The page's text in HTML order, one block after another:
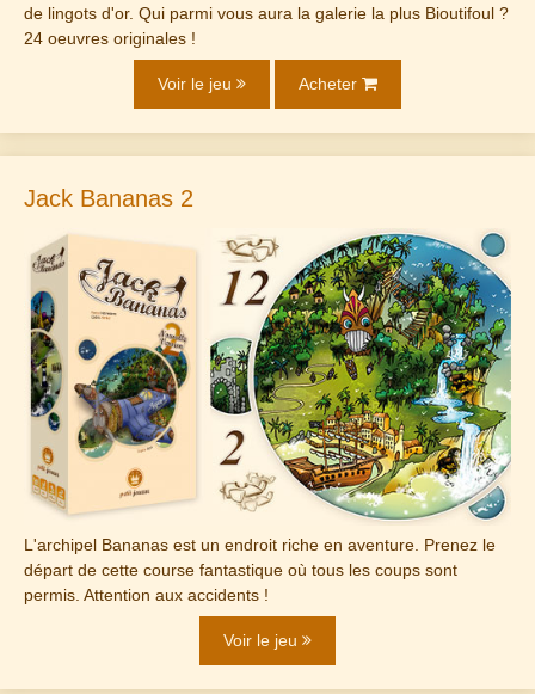
de lingots d'or. Qui parmi vous aura la galerie la plus Bioutifoul ?
24 oeuvres originales !
Voir le jeu Acheter
Jack Bananas 2
L'archipel Bananas est un endroit riche en aventure. Prenez le
départ de cette course fantastique où tous les coups sont
permis. Attention aux accidents !
Voir le jeu